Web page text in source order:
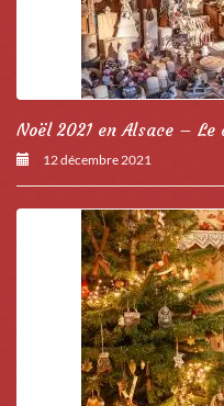
Noël 2021 en Alsace –
12 décembre 2021